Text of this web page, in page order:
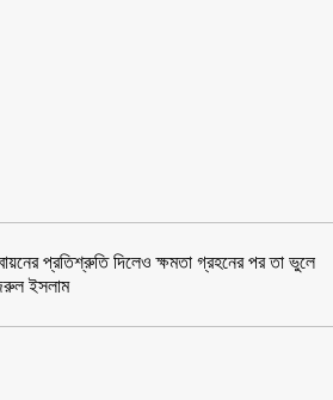
প্রতিশ্রুতি দিলেও ক্ষমতা গ্রহনের পর তা ভুলে
ইসলাম